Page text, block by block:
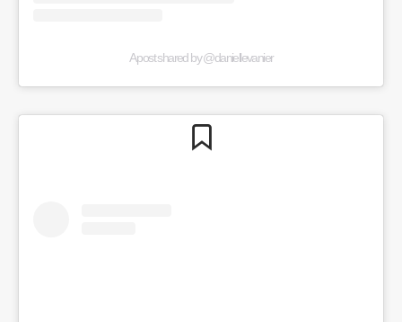
A post shared by @daniellevanier